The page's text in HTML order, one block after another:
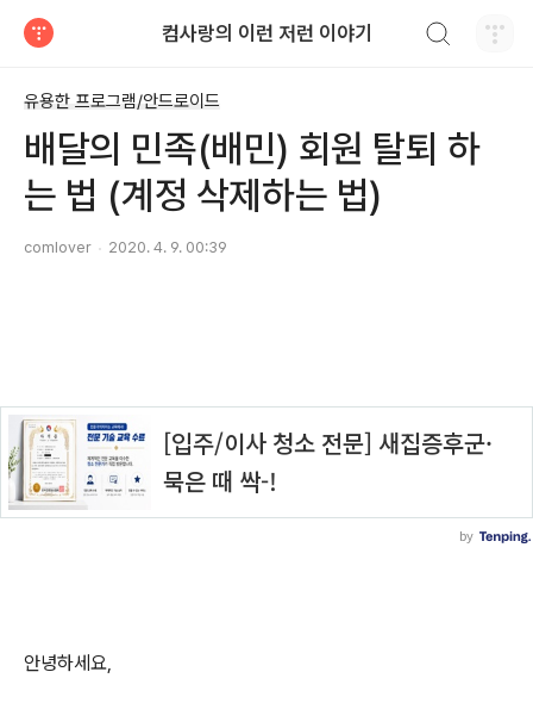
컴사랑의 이런 저런 이야기
유용한 프로그램/안드로이드
배달의 민족(배민) 회원 탈퇴 하
는 법 (계정 삭제하는 법)
comlover 2020. 4. 9. 00:39
안녕하세요,